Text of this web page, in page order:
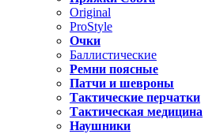
Original
ProStyle
Очки
Баллистические
Ремни поясные
Патчи и шевроны
Тактические перчатки
Тактическая медицина
Наушники